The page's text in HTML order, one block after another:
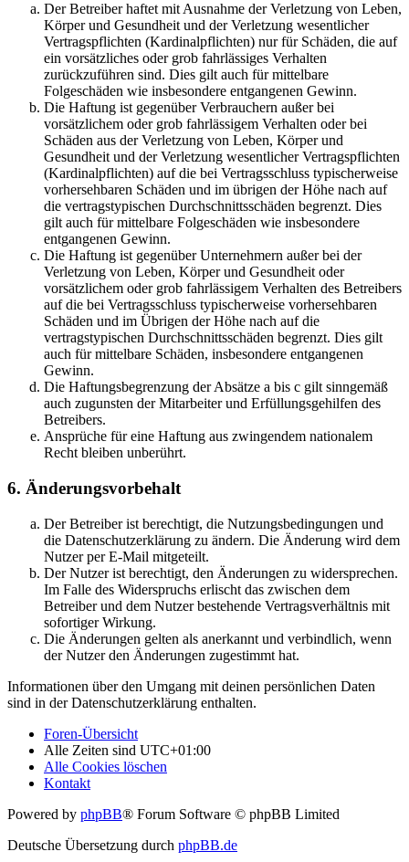
Der Betreiber haftet mit Ausnahme der Verletzung von Leben,
Körper und Gesundheit und der Verletzung wesentlicher
Vertragspflichten (Kardinalpflichten) nur für Schäden, die auf
ein vorsätzliches oder grob fahrlässiges Verhalten
zurückzuführen sind. Dies gilt auch für mittelbare
Folgeschäden wie insbesondere entgangenen Gewinn.
Die Haftung ist gegenüber Verbrauchern außer bei
vorsätzlichem oder grob fahrlässigem Verhalten oder bei
Schäden aus der Verletzung von Leben, Körper und
Gesundheit und der Verletzung wesentlicher Vertragspflichten
(Kardinalpflichten) auf die bei Vertragsschluss typischerweise
vorhersehbaren Schäden und im übrigen der Höhe nach auf
die vertragstypischen Durchschnittsschäden begrenzt. Dies
gilt auch für mittelbare Folgeschäden wie insbesondere
entgangenen Gewinn.
Die Haftung ist gegenüber Unternehmern außer bei der
Verletzung von Leben, Körper und Gesundheit oder
vorsätzlichem oder grob fahrlässigem Verhalten des Betreibers
auf die bei Vertragsschluss typischerweise vorhersehbaren
Schäden und im Übrigen der Höhe nach auf die
vertragstypischen Durchschnittsschäden begrenzt. Dies gilt
auch für mittelbare Schäden, insbesondere entgangenen
Gewinn.
Die Haftungsbegrenzung der Absätze a bis c gilt sinngemäß
auch zugunsten der Mitarbeiter und Erfüllungsgehilfen des
Betreibers.
Ansprüche für eine Haftung aus zwingendem nationalem
Recht bleiben unberührt.
6. Änderungsvorbehalt
Der Betreiber ist berechtigt, die Nutzungsbedingungen und
die Datenschutzerklärung zu ändern. Die Änderung wird dem
Nutzer per E-Mail mitgeteilt.
Der Nutzer ist berechtigt, den Änderungen zu widersprechen.
Im Falle des Widerspruchs erlischt das zwischen dem
Betreiber und dem Nutzer bestehende Vertragsverhältnis mit
sofortiger Wirkung.
Die Änderungen gelten als anerkannt und verbindlich, wenn
der Nutzer den Änderungen zugestimmt hat.
Informationen über den Umgang mit deinen persönlichen Daten
sind in der Datenschutzerklärung enthalten.
Foren-Übersicht
Alle Zeiten sind UTC+01:00
Alle Cookies löschen
Kontakt
Powered by phpBB® Forum Software © phpBB Limited
Deutsche Übersetzung durch phpBB.de